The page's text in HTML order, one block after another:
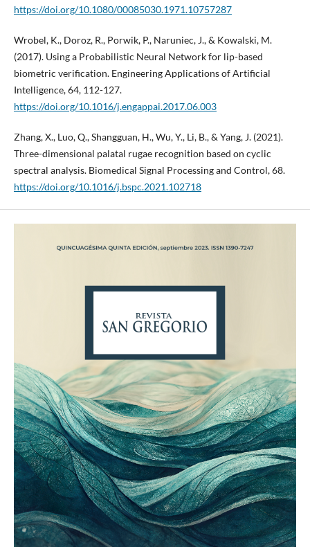
https://doi.org/10.1080/00085030.1971.10757287
Wrobel, K., Doroz, R., Porwik, P., Naruniec, J., & Kowalski, M.
(2017). Using a Probabilistic Neural Network for lip-based
biometric verification. Engineering Applications of Artificial
Intelligence, 64, 112-127.
https://doi.org/10.1016/j.engappai.2017.06.003
Zhang, X., Luo, Q., Shangguan, H., Wu, Y., Li, B., & Yang, J. (2021).
Three-dimensional palatal rugae recognition based on cyclic
spectral analysis. Biomedical Signal Processing and Control, 68.
https://doi.org/10.1016/j.bspc.2021.102718